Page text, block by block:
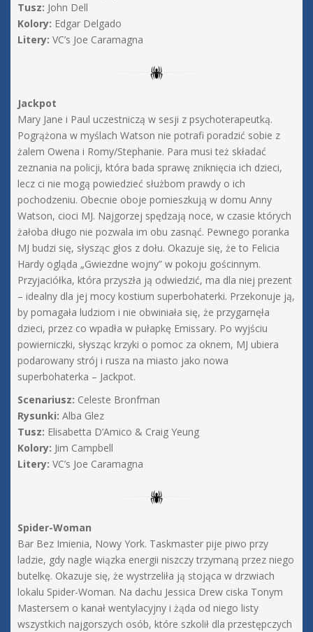
Tusz: John Dell
Kolory: Edgar Delgado
Litery: VC’s Joe Caramagna
Jackpot
Mary Jane i Paul uczestniczą w sesji z psychoterapeutką.
Pogrążona w myślach Watson nie potrafi poradzić sobie z
żalem Owena i Romy/Stephanie. Para musi też składać
zeznania na policji, która bada sprawę zniknięcia ich dzieci,
lecz ci nie mogą powiedzieć służbom prawdy o ich
pochodzeniu. Obecnie oboje pomieszkują w domu Anny
Watson, cioci MJ. Najgorzej spędzają noce, w czasie których
żałoba długo nie pozwala im obu zasnąć. Pewnego poranka
MJ budzi się, słysząc głos z dołu. Okazuje się, że to Felicia
Hardy ogląda „Gwiezdne wojny” w pokoju gościnnym.
Przyjaciółka, która przyszła ją odwiedzić, ma dla niej prezent
– idealny dla jej mocy kostium superbohaterki. Przekonuje ją,
by pomagała ludziom i nie obwiniała się, że przygarnęła
dzieci, przez co wpadła w pułapkę Emissary. Po wyjściu
powierniczki, słysząc krzyki o pomoc za oknem, MJ ubiera
podarowany strój i rusza na miasto jako nowa
superbohaterka – Jackpot.
Scenariusz: Celeste Bronfman
Rysunki: Alba Glez
Tusz: Elisabetta D’Amico & Craig Yeung
Kolory: Jim Campbell
Litery: VC’s Joe Caramagna
Spider-Woman
Bar Bez Imienia, Nowy York. Taskmaster pije piwo przy
ladzie, gdy nagle wiązka energii niszczy trzymaną przez niego
butelkę. Okazuje się, że wystrzeliła ją stojąca w drzwiach
lokalu Spider-Woman. Na dachu Jessica Drew ciska Tonym
Mastersem o kanał wentylacyjny i żąda od niego listy
wszystkich najgorszych osób, które szkolił dla przestępczych